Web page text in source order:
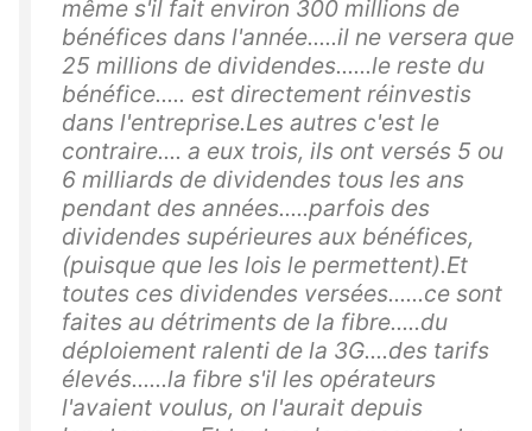
même s'il fait environ 300 millions de
bénéfices dans l'année.....il ne versera que
25 millions de dividendes......le reste du
bénéfice..... est directement réinvestis
dans l'entreprise.Les autres c'est le
contraire.... a eux trois, ils ont versés 5 ou
6 milliards de dividendes tous les ans
pendant des années.....parfois des
dividendes supérieures aux bénéfices,
(puisque que les lois le permettent).Et
toutes ces dividendes versées......ce sont
faites au détriments de la fibre.....du
déploiement ralenti de la 3G....des tarifs
élevés......la fibre s'il les opérateurs
l'avaient voulus, on l'aurait depuis